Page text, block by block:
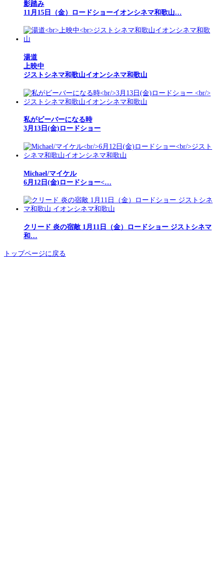
影踏み
11月15日（金）ロードショーイオンシネマ和歌山…
湯道
上映中
ジストシネマ和歌山イオンシネマ和歌山
私がビーバーになる時
3月13日(金)ロードショー
Michael/マイケル
6月12日(金)ロードショー<…
クリード 炎の宿敵 1月11日（金）ロードショー ジストシネマ
和…
トップページに戻る